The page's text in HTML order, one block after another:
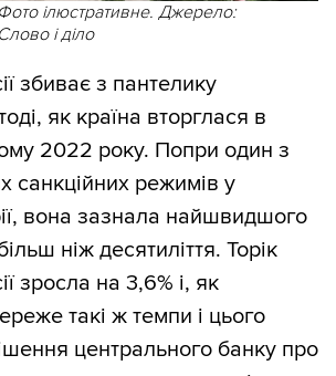
Фото ілюстративне. Джерело:
Слово і діло
збиває з пантелику
як країна вторглася в
2022 року. Попри один з
санкційних режимів у
вона зазнала найшвидшого
ніж десятиліття. Торік
зросла на 3,6% і, як
такі ж темпи і цього
центрального банку про